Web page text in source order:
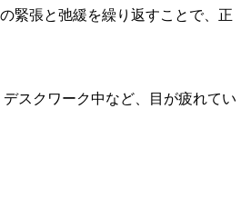
緊張と弛緩を繰り返すことで、正
スクワーク中など、目が疲れてい